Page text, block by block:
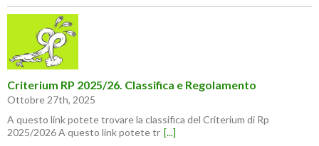
Criterium RP 2025/26. Classifica e Regolamento
Ottobre 27th, 2025
A questo link potete trovare la classifica del Criterium di Rp
2025/2026 A questo link potete tr [...]